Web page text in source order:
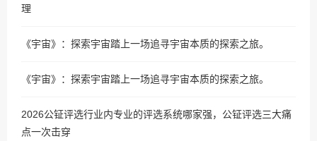
理
《宇宙》：探索宇宙踏上一场追寻宇宙本质的探索之旅。
《宇宙》：探索宇宙踏上一场追寻宇宙本质的探索之旅。
2026公钲评选行业内专业的评选系统哪家强，公钲评选三大痛
点一次击穿